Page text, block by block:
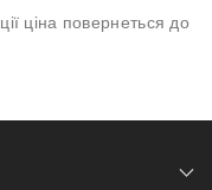
ціна повернеться до